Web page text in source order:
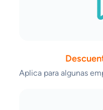
Aplica para algunas